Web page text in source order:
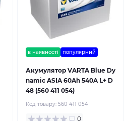
в наявності популярний
Акумулятор VARTA Blue Dy
namic ASIA 60Ah 540A L+ D
48 (560 411 054)
Код товару: 560 411 054
0